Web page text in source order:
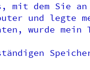
mit dem Sie
und legte
wurde mein